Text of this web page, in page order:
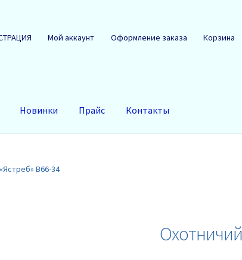
Мой аккаунт Оформление заказа Корзина
Новинки Прайс Контакты
B66-34